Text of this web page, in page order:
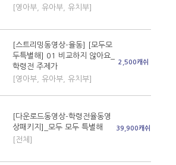
[영아부, 유아부, 유치부]
[스트리밍동영상-율동] [모두모
두특별해] 01 비교하지 않아요_
학령전 주제가
[영아부, 유아부, 유치부]
2,500캐쉬
[다운로드동영상-학령전율동영
상패키지]_모두 모두 특별해
[전체]
39,900캐쉬